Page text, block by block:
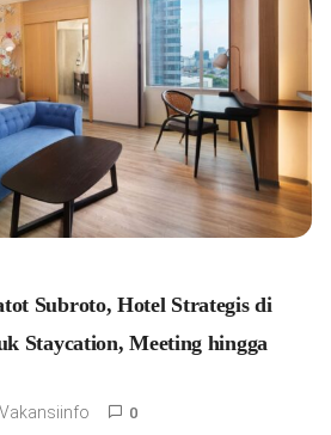
Subroto, Hotel Strategis di
Staycation, Meeting hingga
Vakansiinfo 0